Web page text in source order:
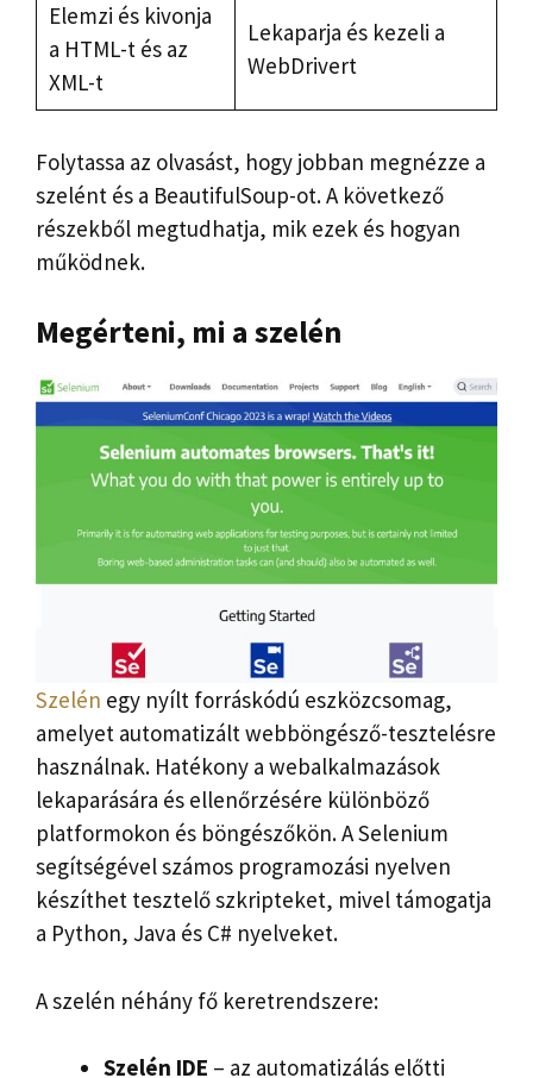
Elemzi és kivonja
a HTML-t és az
XML-t
Lekaparja és kezeli a
WebDrivert
Folytassa az olvasást, hogy jobban megnézze a
szelént és a BeautifulSoup-ot. A következő
részekből megtudhatja, mik ezek és hogyan
működnek.
Megérteni, mi a szelén
Szelén egy nyílt forráskódú eszközcsomag,
amelyet automatizált webböngésző-tesztelésre
használnak. Hatékony a webalkalmazások
lekaparására és ellenőrzésére különböző
platformokon és böngészőkön. A Selenium
segítségével számos programozási nyelven
készíthet tesztelő szkripteket, mivel támogatja
a Python, Java és C# nyelveket.
A szelén néhány fő keretrendszere:
Szelén IDE – az automatizálás előtti